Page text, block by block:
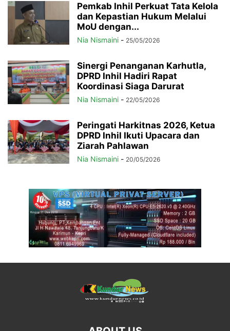
Pemkab Inhil Perkuat Tata Kelola
dan Kepastian Hukum Melalui
MoU dengan...
Nia Nismaini - 25/05/2026
Sinergi Penanganan Karhutla,
DPRD Inhil Hadiri Rapat
Koordinasi Siaga Darurat
Nia Nismaini - 22/05/2026
Peringati Harkitnas 2026, Ketua
DPRD Inhil Ikuti Upacara dan
Ziarah Pahlawan
Nia Nismaini - 20/05/2026